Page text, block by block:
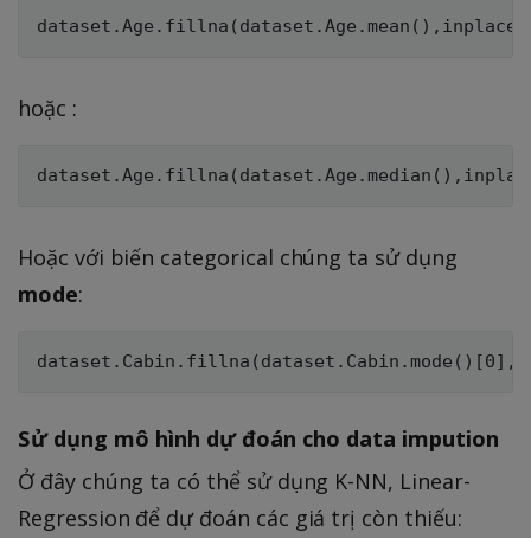
hoặc :
Hoặc với biến categorical chúng ta sử dụng
mode:
Sử dụng mô hình dự đoán cho data impution
Ở đây chúng ta có thể sử dụng K-NN, Linear-
Regression để dự đoán các giá trị còn thiếu: